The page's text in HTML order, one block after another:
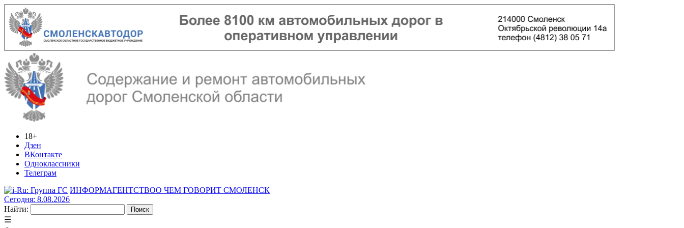
18+
Дзен
ВКонтакте
Одноклассники
Телеграм
ИНФОРМАГЕНТСТВОО ЧЕМ ГОВОРИТ СМОЛЕНСК
Сегодня: 8.08.2026
Найти:
☰